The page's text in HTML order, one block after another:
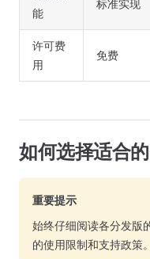
能
标准实现
许可费
用
免费
如何选择适合
重要提示
始终仔细阅读各分发版
的使用限制和支持政策。